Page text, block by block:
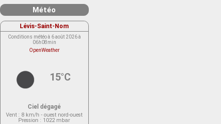
Météo
Lévis-Saint-Nom
Conditions météo à 6 août 2026 à
06h08min
OpenWeather
15°C
Ciel dégagé
Vent : 8 km/h - ouest nord-ouest
Pression : 1022 mbar